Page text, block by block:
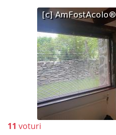
11 voturi